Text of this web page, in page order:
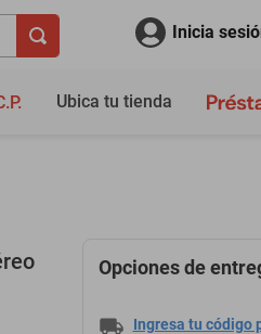
Inicia
Ubica tu tienda
Opciones de
Ingresa tu código